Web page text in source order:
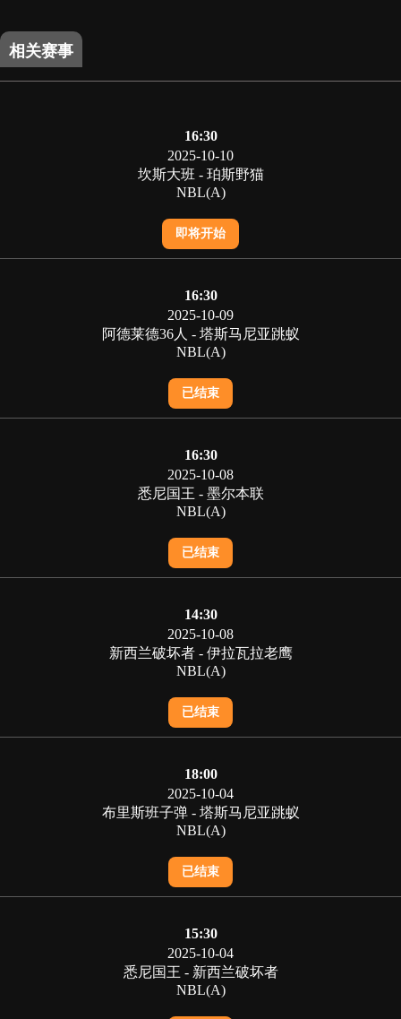
相关赛事
16:30
2025-10-10
坎斯大班 - 珀斯野猫
NBL(A)
即将开始
16:30
2025-10-09
阿德莱德36人 - 塔斯马尼亚跳蚁
NBL(A)
已结束
16:30
2025-10-08
悉尼国王 - 墨尔本联
NBL(A)
已结束
14:30
2025-10-08
新西兰破坏者 - 伊拉瓦拉老鹰
NBL(A)
已结束
18:00
2025-10-04
布里斯班子弹 - 塔斯马尼亚跳蚁
NBL(A)
已结束
15:30
2025-10-04
悉尼国王 - 新西兰破坏者
NBL(A)